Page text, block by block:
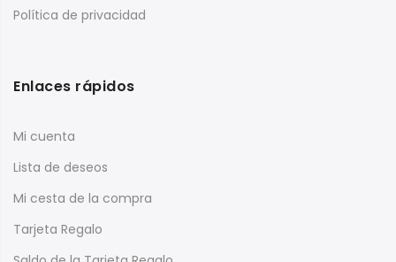
Política de privacidad
Enlaces rápidos
Mi cuenta
Lista de deseos
Mi cesta de la compra
Tarjeta Regalo